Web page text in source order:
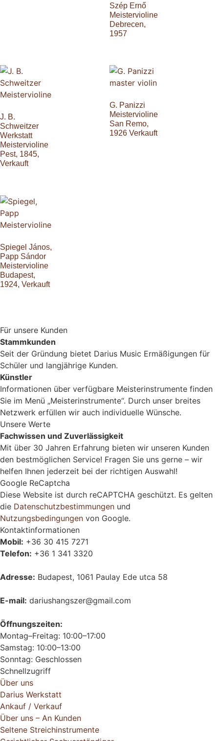
Szép Ernő
Meistervioline
Debrecen,
1957
J. B.
Schweitzer
Werkstatt
Meistervioline
Pest, 1845,
Verkauft
G. Panizzi
Meistervioline
San Remo,
1926 Verkauft
Spiegel János,
Papp Sándor
Meistervioline
Budapest,
1924, Verkauft
Für unsere Kunden
Stammkunden
Seit der Gründung bietet Darius Music Ermäßigungen für
Schüler und langjährige Kunden.
Künstler
Informationen über verfügbare Meisterinstrumente finden
Sie im Menü „Meisterinstrumente“. Durch unser breites
Netzwerk erfüllen wir auch individuelle Wünsche.
Unsere Werte
Fachwissen und Zuverlässigkeit
Mit über 30 Jahren Erfahrung bieten wir unseren Kunden
den bestmöglichen Service! Fragen Sie uns gerne – wir
helfen Ihnen jederzeit bei der richtigen Auswahl!
Google ReCaptcha
Diese Website ist durch reCAPTCHA geschützt. Es gelten
die Datenschutzbestimmungen und
Nutzungsbedingungen von Google.
Kontaktinformationen
Mobil: +36 30 415 7271
Telefon: +36 1 341 3320
Adresse: Budapest, 1061 Paulay Ede utca 58
E-mail: dariushangszer@gmail.com
Öffnungszeiten:
Montag–Freitag: 10:00–17:00
Samstag: 10:00–13:00
Sonntag: Geschlossen
Schnellzugriff
Über uns
Darius Werkstatt
Ankauf / Verkauf
Über uns – An Kunden
Seltene Streichinstrumente